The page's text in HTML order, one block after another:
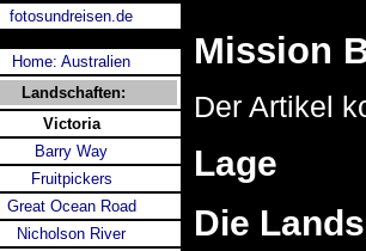
fotosundreisen.de
Home: Australien
Landschaften:
Victoria
Barry Way
Fruitpickers
Great Ocean Road
Nicholson River
Mission
Der Artikel
Lage
Die